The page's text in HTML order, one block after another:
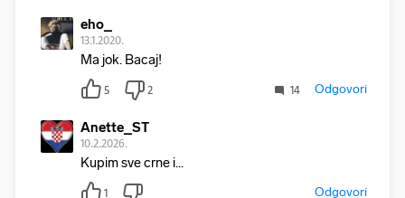
eho_
13.1.2020.
Ma jok. Bacaj!
5 2 14 Odgovori
Anette_ST
10.2.2026.
Kupim sve crne i...
1 Odgovori